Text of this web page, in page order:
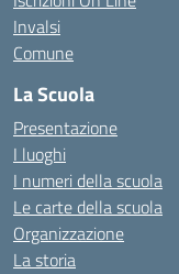
Invalsi
Comune
La Scuola
Presentazione
I luoghi
I numeri della scuola
Le carte della scuola
Organizzazione
La storia